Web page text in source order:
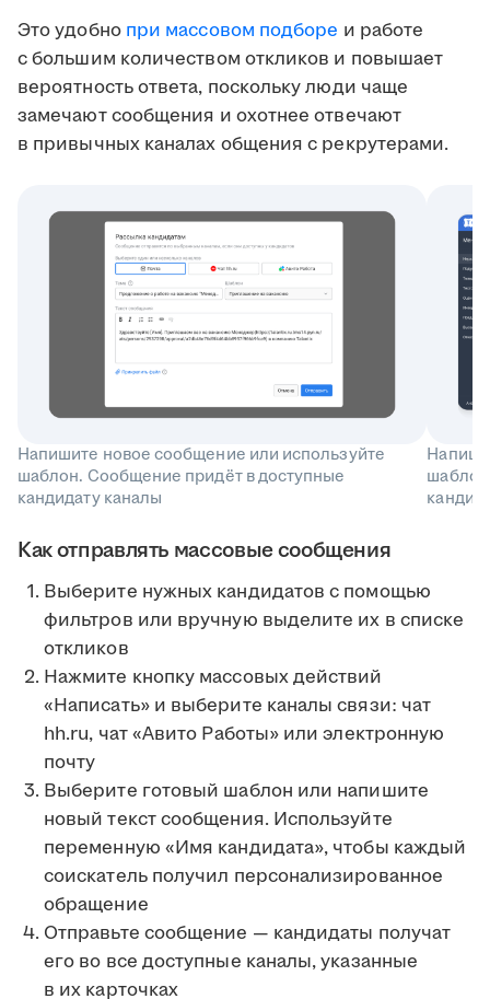
Это удобно при массовом подборе и работе
с большим количеством откликов и повышает
вероятность ответа, поскольку люди чаще
замечают сообщения и охотнее отвечают
в привычных каналах общения с рекрутерами.
Напишите новое сообщение или используйте
шаблон. Сообщение придёт в доступные
кандидату каналы
Как отправлять массовые сообщения
Выберите нужных кандидатов с помощью
фильтров или вручную выделите их в списке
откликов
Нажмите кнопку массовых действий
«Написать» и выберите каналы связи: чат
hh.ru, чат «Авито Работы» или электронную
почту
Выберите готовый шаблон или напишите
новый текст сообщения. Используйте
переменную «Имя кандидата», чтобы каждый
соискатель получил персонализированное
обращение
Отправьте сообщение — кандидаты получат
его во все доступные каналы, указанные
в их карточках